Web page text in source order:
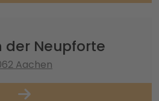
der Neupforte
Aachen